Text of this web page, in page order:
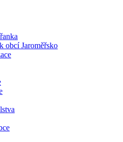
obcí Jaroměřsko